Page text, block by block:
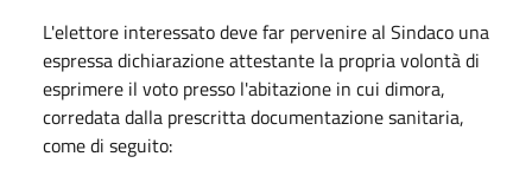
L'elettore interessato deve far pervenire al Sindaco una
espressa dichiarazione attestante la propria volontà di
esprimere il voto presso l'abitazione in cui dimora,
corredata dalla prescritta documentazione sanitaria,
come di seguito: